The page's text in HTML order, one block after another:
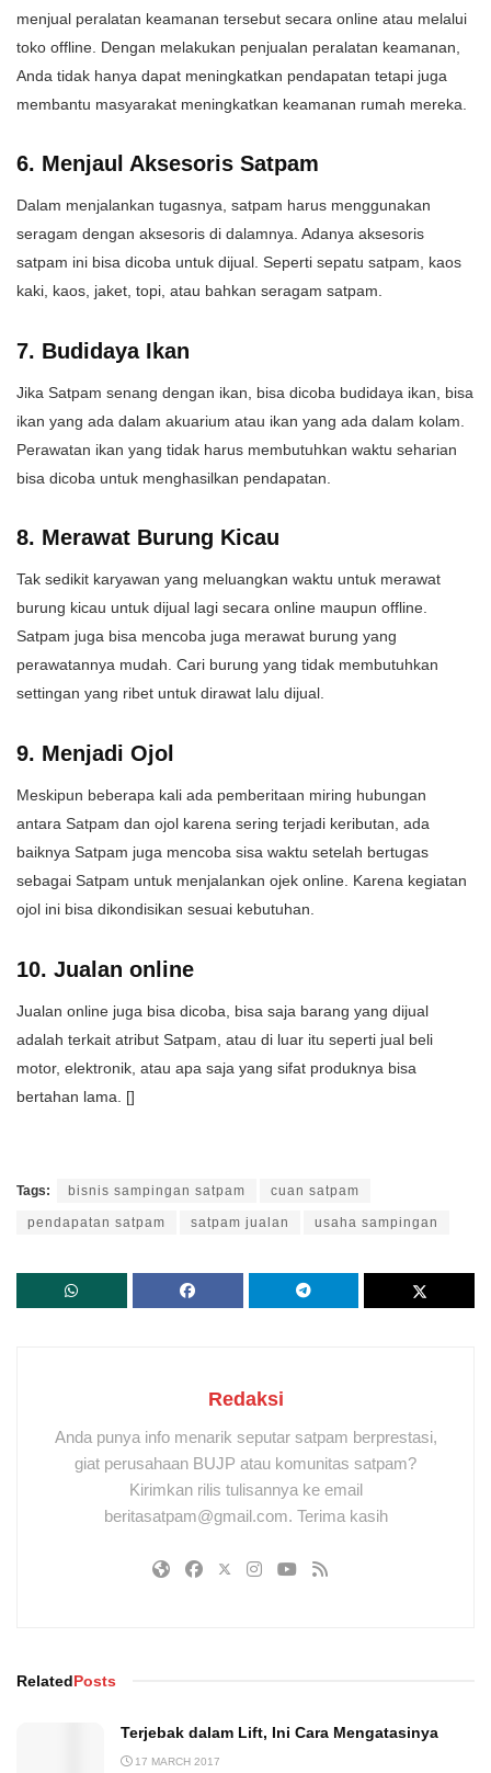
menjual peralatan keamanan tersebut secara online atau melalui
toko offline. Dengan melakukan penjualan peralatan keamanan,
Anda tidak hanya dapat meningkatkan pendapatan tetapi juga
membantu masyarakat meningkatkan keamanan rumah mereka.
6. Menjaul Aksesoris Satpam
Dalam menjalankan tugasnya, satpam harus menggunakan
seragam dengan aksesoris di dalamnya. Adanya aksesoris
satpam ini bisa dicoba untuk dijual. Seperti sepatu satpam, kaos
kaki, kaos, jaket, topi, atau bahkan seragam satpam.
7. Budidaya Ikan
Jika Satpam senang dengan ikan, bisa dicoba budidaya ikan, bisa
ikan yang ada dalam akuarium atau ikan yang ada dalam kolam.
Perawatan ikan yang tidak harus membutuhkan waktu seharian
bisa dicoba untuk menghasilkan pendapatan.
8. Merawat Burung Kicau
Tak sedikit karyawan yang meluangkan waktu untuk merawat
burung kicau untuk dijual lagi secara online maupun offline.
Satpam juga bisa mencoba juga merawat burung yang
perawatannya mudah. Cari burung yang tidak membutuhkan
settingan yang ribet untuk dirawat lalu dijual.
9. Menjadi Ojol
Meskipun beberapa kali ada pemberitaan miring hubungan
antara Satpam dan ojol karena sering terjadi keributan, ada
baiknya Satpam juga mencoba sisa waktu setelah bertugas
sebagai Satpam untuk menjalankan ojek online. Karena kegiatan
ojol ini bisa dikondisikan sesuai kebutuhan.
10. Jualan online
Jualan online juga bisa dicoba, bisa saja barang yang dijual
adalah terkait atribut Satpam, atau di luar itu seperti jual beli
motor, elektronik, atau apa saja yang sifat produknya bisa
bertahan lama. []
Tags: bisnis sampingan satpam cuan satpam
pendapatan satpam satpam jualan usaha sampingan
Redaksi
Anda punya info menarik seputar satpam berprestasi,
giat perusahaan BUJP atau komunitas satpam?
Kirimkan rilis tulisannya ke email
beritasatpam@gmail.com. Terima kasih
RelatedPosts
Terjebak dalam Lift, Ini Cara Mengatasinya
17 MARCH 2017